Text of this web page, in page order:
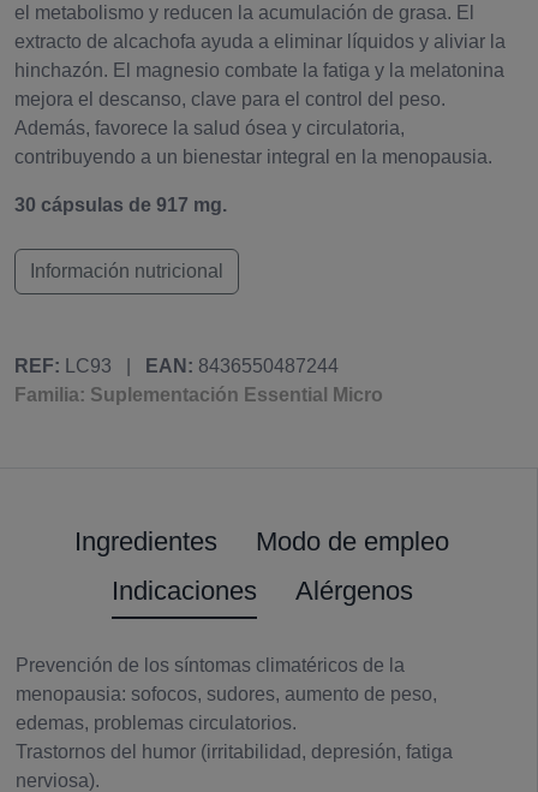
el metabolismo y reducen la acumulación de grasa. El
extracto de alcachofa ayuda a eliminar líquidos y aliviar la
hinchazón. El magnesio combate la fatiga y la melatonina
mejora el descanso, clave para el control del peso.
Además, favorece la salud ósea y circulatoria,
contribuyendo a un bienestar integral en la menopausia.
30 cápsulas de 917 mg.
Información nutricional
REF: LC93 EAN: 8436550487244
Familia: Suplementación Essential Micro
Ingredientes
Modo de empleo
Indicaciones
Alérgenos
Prevención de los síntomas climatéricos de la
menopausia: sofocos, sudores, aumento de peso,
edemas, problemas circulatorios.
Trastornos del humor (irritabilidad, depresión, fatiga
nerviosa).